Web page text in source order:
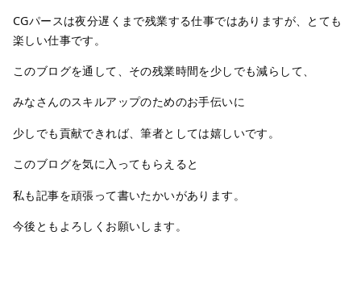
CGパースは夜分遅くまで残業する仕事ではありますが、とても
楽しい仕事です。
このブログを通して、その残業時間を少しでも減らして、
みなさんのスキルアップのためのお手伝いに
少しでも貢献できれば、筆者としては嬉しいです。
このブログを気に入ってもらえると
私も記事を頑張って書いたかいがあります。
今後ともよろしくお願いします。